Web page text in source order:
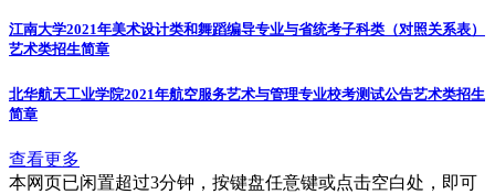
江南大学2021年美术设计类和舞蹈编导专业与省统考子科类（对照关系表）
艺术类招生简章
北华航天工业学院2021年航空服务艺术与管理专业校考测试公告艺术类招生
简章
查看更多
本网页已闲置超过3分钟，按键盘任意键或点击空白处，即可